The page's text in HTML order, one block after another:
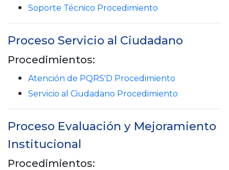
Soporte Técnico Procedimiento
Proceso Servicio al Ciudadano
Procedimientos:
Atención de PQRS'D Procedimiento
Servicio al Ciudadano Procedimiento
Proceso Evaluación y Mejoramiento
Institucional
Procedimientos: